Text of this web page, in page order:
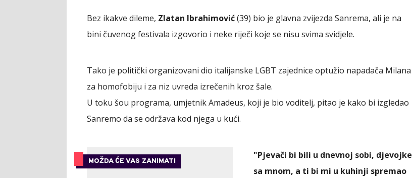
Bez ikakve dileme, Zlatan Ibrahimović(39) bio je glavna zvijezda Sanrema, ali je na
bini čuvenog festivala izgovorio i neke riječi koje se nisu svima svidjele.
Tako je politički organizovani dio italijanske LGBT zajednice optužio napadača Milana
za homofobiju i za niz uvreda izrečenih kroz šale.
U toku šou programa, umjetnik Amadeus, koji je bio voditelj, pitao je kako bi izgledao
Sanremo da se održava kod njega u kući.
MOŽDA ĆE VAS ZANIMATI
"Pjevači bi bili u dnevnoj sobi, djevojke
sa mnom, a ti bi mi u kuhinji spremao